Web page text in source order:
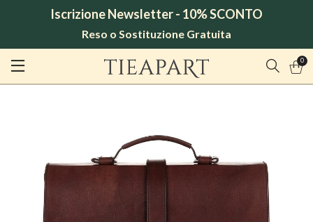
Iscrizione Newsletter - 10% SCONTO
Reso o Sostituzione Gratuita
0